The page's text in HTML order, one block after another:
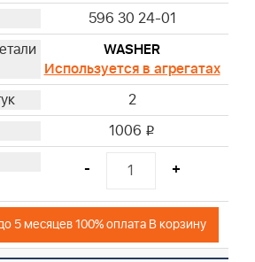
596 30 24-01
WASHER
Используется в агрегатах
2
1006 i
- +
5 месяцев 100% оплата В корзину